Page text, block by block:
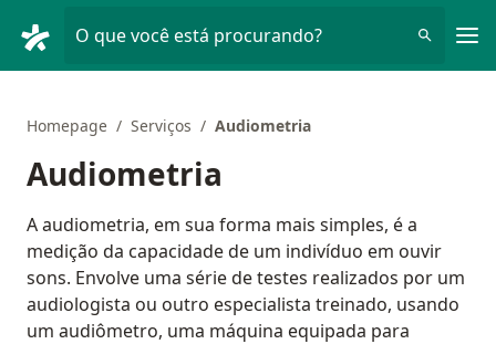
O que você está procurando?
Homepage Serviços Audiometria
Audiometria
A audiometria, em sua forma mais simples, é a
medição da capacidade de um indivíduo em ouvir
sons. Envolve uma série de testes realizados por um
audiologista ou outro especialista treinado, usando
um audiômetro, uma máquina equipada para